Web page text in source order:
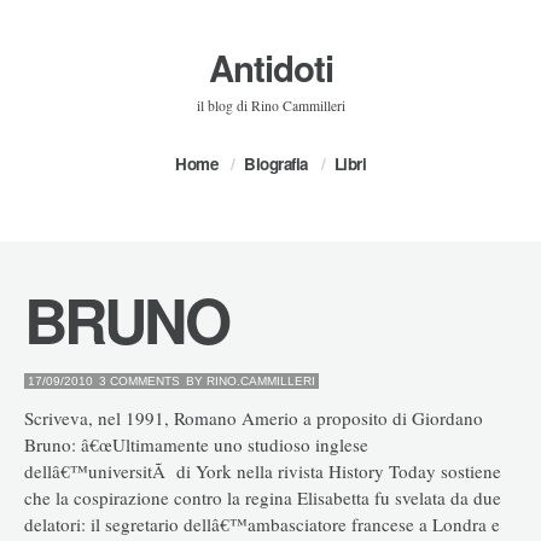
Antidoti
il blog di Rino Cammilleri
Home Biografia Libri
BRUNO
17/09/2010 3 COMMENTS BY RINO.CAMMILLERI
Scriveva, nel 1991, Romano Amerio a proposito di Giordano
Bruno: â€œUltimamente uno studioso inglese
dellâ€™universitÃ di York nella rivista History Today sostiene
che la cospirazione contro la regina Elisabetta fu svelata da due
delatori: il segretario dellâ€™ambasciatore francese a Londra e